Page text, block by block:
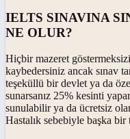
IELTS SINAVINA
NE OLUR?
Hiçbir mazeret
kaybedersiniz ancak sınav
teşeküllü bir devlet ya da
sunarsanız 25% kesinti
sunulabilir ya da ücretsiz
Hastalık sebebiyle başka bir